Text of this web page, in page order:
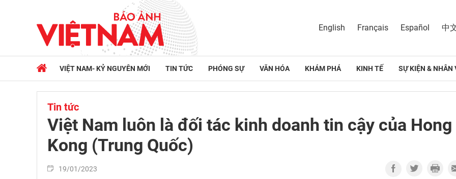
English Français Español 中
VIỆT NAM- KỶ NGUYÊN MỚI TIN TỨC PHÓNG SỰ VĂN HÓA KHÁM PHÁ KINH TẾ SỰ KIỆN & NHÂN
Tin tức
Việt Nam luôn là đối tác kinh doanh tin cậy của Hong
Kong (Trung Quốc)
19/01/2023